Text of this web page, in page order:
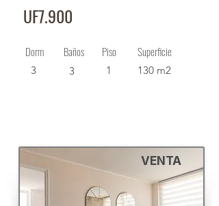
UF7.900
Dorm
3
Baños
3
Piso
1
Superficie
130 m2
VENTA